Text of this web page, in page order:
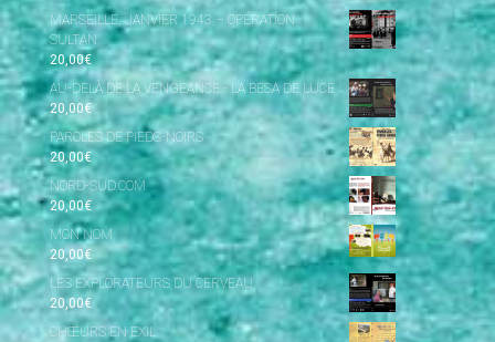
MARSEILLE, JANVIER 1943 – OPÉRATION
SULTAN
20,00€
AU-DELÀ DE LA VENGEANCE - LA BESA DE LUCE
20,00€
PAROLES DE PIEDS-NOIRS
20,00€
NORD-SUD.COM
20,00€
MON NOM
20,00€
LES EXPLORATEURS DU CERVEAU
20,00€
CHŒURS EN EXIL